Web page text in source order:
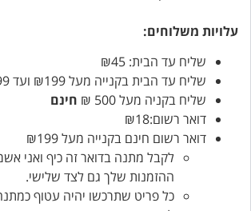
עלויות משלוחים:
שליח עד הבית: ₪45
שליח עד הבית בקנייה מעל ₪199 ועד 499- 20 ₪
שליח בקניה מעל 500 ₪
חינם
דואר רשום:₪18
דואר רשום חינם בקנייה מעל ₪199
לקבל מתנה בדואר זה כיף ואני
ההזמנות שלך גם לצד שלישי.
כל פריט שתרכשו יהיה עטוף